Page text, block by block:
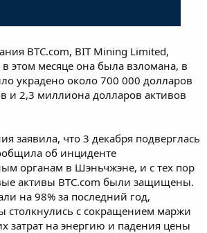
BTC.com, BIT Mining Limited,
в этом месяце она была взломана, в
украдено около 700 000 долларов
и 2,3 миллиона долларов активов
заявила, что 3 декабря подверглась
об инциденте
органам в Шэньчжэне, и с тех пор
активы BTC.com были защищены.
на 98% за последний год,
столкнулись с сокращением маржи
затрат на энергию и падения цены